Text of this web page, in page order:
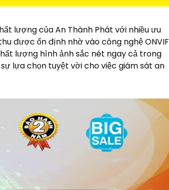
lượng của An Thành Phát với nhiều ưu
được ổn định nhờ vào công nghệ ONVIF
lượng hình ảnh sắc nét ngay cả trong
lựa chọn tuyệt vời cho việc giám sát an